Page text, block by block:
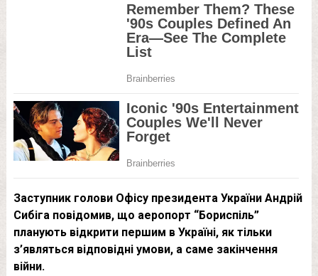
Заступник голови Офісу президента України Андрій
Сибіга повідомив, що аеропорт “Бориспіль”
планують відкрити першим в Україні, як тільки
з’являться відповідні умови, а саме закінчення
війни.